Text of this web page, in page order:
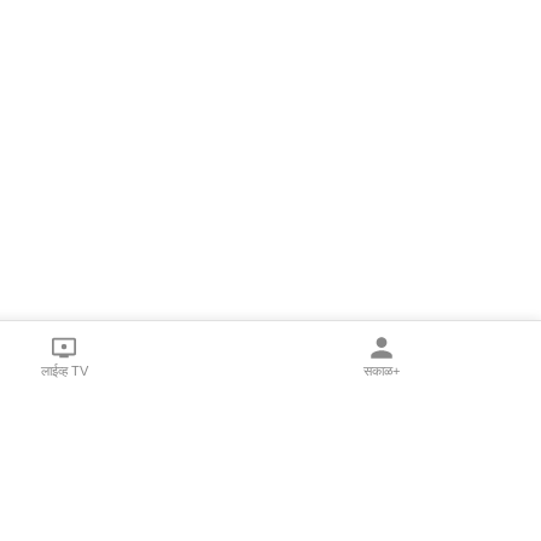
लाईव्ह TV सकाळ+